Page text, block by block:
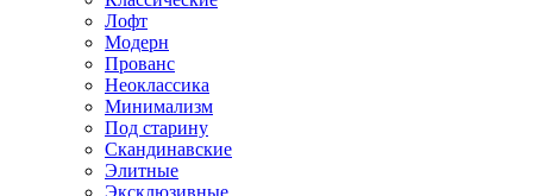
Лофт
Модерн
Прованс
Неоклассика
Минимализм
Под старину
Скандинавские
Элитные
Эксклюзивные